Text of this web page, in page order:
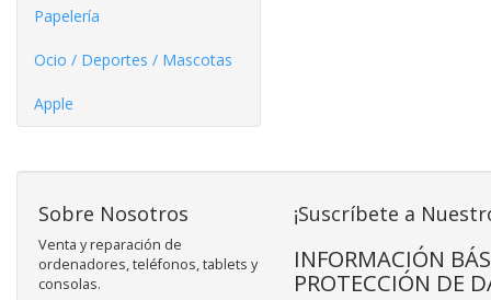
Papelería
Ocio / Deportes / Mascotas
Apple
Sobre Nosotros
Venta y reparación de
ordenadores, teléfonos, tablets y
consolas.
¡Suscríbete a
INFORMACIÓN
PROTECCIÓN DE